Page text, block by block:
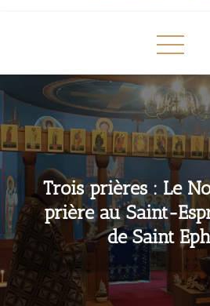
Trois prières : Le
prière au Saint-
de Saint